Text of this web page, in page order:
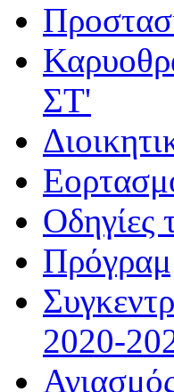
ΣΤ'
Οδηγίες
2020-